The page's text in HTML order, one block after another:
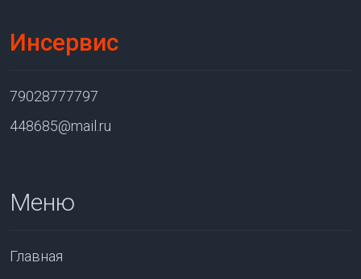
Инсервис
79028777797
448685@mail.ru
Меню
Главная